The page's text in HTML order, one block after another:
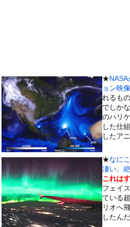
臨死体験で会ったイエスは「色白・長髪」で
【画像】元モデルのTBS新人アナさん、プリケ
ASDなんやが『冗談』とか『社交辞令』がマ
【動画】山道で落石。前を走る車に巨大な岩が
彼女はお腹が空いていた。今日はおひとり様
【黒歴史】こういう昔の大学ヤリサーの流出エ
韓国人「安貞桓が韓国代表に激怒！『惨憺た
ケンタッキーとか言う唐揚げ屋ｗｗｗｗｗ
【画像】このAVが性癖ブッ刺さりで精子ドク
【悲報】味噌ラーメンで行列、出来ない
【中国】男の子が爆竹に点火 マンホールが爆
★
ョン映
れるも
でしか
のハリ
した仕
したア
★なに
凄い。
これは
フェイ
ている
リオへ
したん